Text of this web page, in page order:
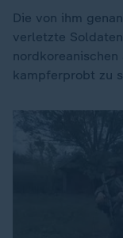
Die von ihm
verletzte
kampferprobt zu